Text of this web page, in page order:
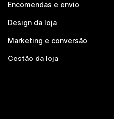
Encomendas e envio
Design da loja
Marketing e conversão
Gestão da loja